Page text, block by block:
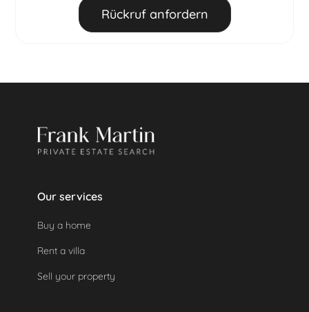
Gesamtbuchungsbetrags werden einbehalten.
: 100 % des Gesamtbuchungsbetrags
Eine geleistete Kaution wird automatisch
Rückruf anfordern
Our services
Buy a home
Rent a villa
Sell your property